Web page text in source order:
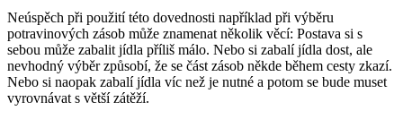
Neúspěch při použití této dovednosti například při výběru
potravinových zásob může znamenat několik věcí: Postava si s
sebou může zabalit jídla příliš málo. Nebo si zabalí jídla dost, ale
nevhodný výběr způsobí, že se část zásob někde během cesty zkazí.
Nebo si naopak zabalí jídla víc než je nutné a potom se bude muset
vyrovnávat s větší zátěží.